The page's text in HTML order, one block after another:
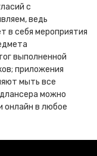
с
ведь
в себя мероприятия
выполненной
приложения
мыть все
можно
онлайн в любое